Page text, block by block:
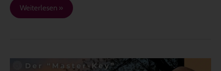
Weiterlesen »
Der